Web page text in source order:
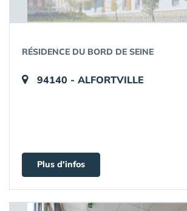
RÉSIDENCE DU BORD DE SEINE
94140 - ALFORTVILLE
Plus d'infos